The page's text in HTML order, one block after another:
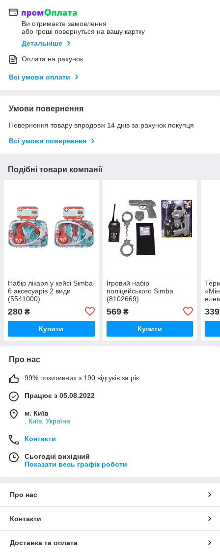
Ви отримаєте замовлення
або гроші повернуться на вашу картку
Детальніше
Оплата на рахунок
Всі умови оплати
Умови повернення
Повернення товару впродовж 14 днів за рахунок покупця
Всі умови повернення
Подібні товари компанії
Набір лікаря у кейсі Simba
6 аксесуарів 2 види
(5541000)
280 ₴
Купити
Ігровий набір
поліцейського Simba
(8102669)
569₴
Купити
339
Про нас
99% позитивних з 190 відгуків за рік
Працює з 05.08.2022
м. Київ
, Київ, Україна
Контакти
Сьогодні вихідний
Показати весь графік роботи
Про нас
Контакти
Доставка та оплата